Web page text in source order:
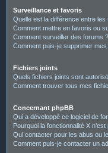
Surveillance et favoris
Quelle est la différence entre
Comment mettre en favoris ou
Comment surveiller des forums ?
Comment puis-je supprimer
Fichiers joints
Quels fichiers joints sont
Comment trouver tous mes
Concernant phpBB
Qui a développé ce logiciel de
Pourquoi la fonctionnalité X
Qui contacter pour les abus ou
Comment puis-je contacter un